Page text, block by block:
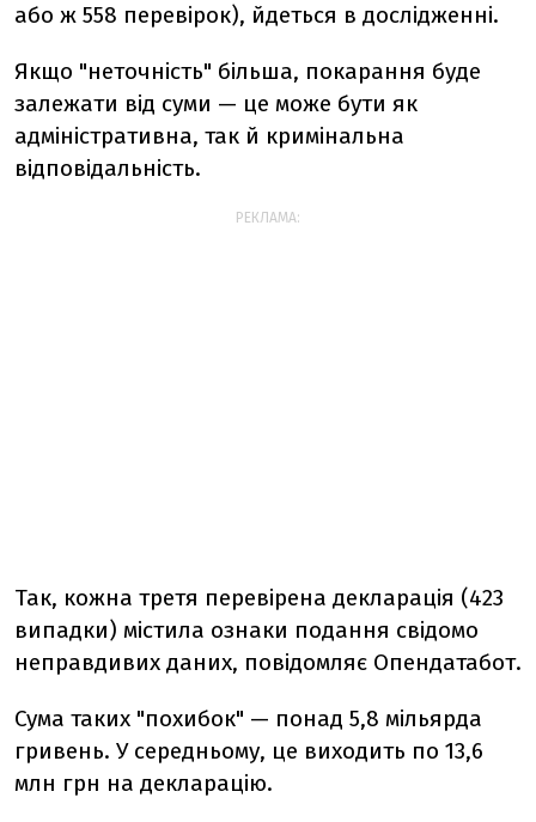
або ж 558 перевірок), йдеться в дослідженні.
Якщо "неточність" більша, покарання буде
залежати від суми — це може бути як
адміністративна, так й кримінальна
відповідальність.
РЕКЛАМА:
Так, кожна третя перевірена декларація (423
випадки) містила ознаки подання свідомо
неправдивих даних, повідомляє Опендатабот.
Сума таких "похибок" — понад 5,8 мільярда
гривень. У середньому, це виходить по 13,6
млн грн на декларацію.